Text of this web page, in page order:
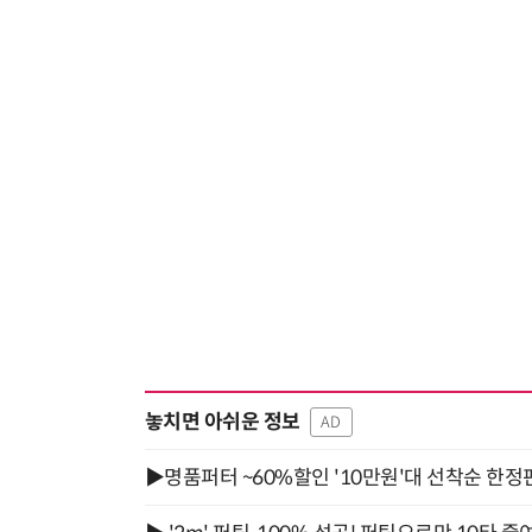
놓치면 아쉬운 정보 AD
▶명품퍼터 ~60%할인 '10만원'대 선착순 한정